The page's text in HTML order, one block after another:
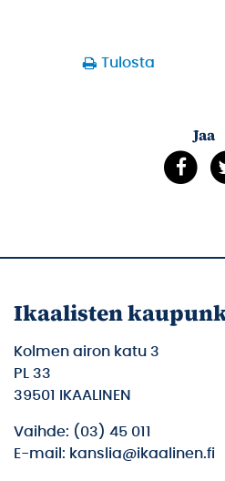
Tulosta
Jaa
Ikaalisten
Kolmen airon katu 3
PL 33
39501 IKAALINEN
Vaihde: (03) 45 011
E-mail: kanslia@ikaalinen.fi